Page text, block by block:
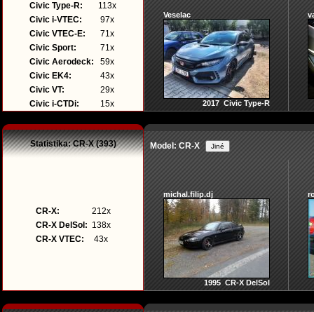
Civic Type-R:
113x
Civic i-VTEC:
97x
Civic VTEC-E:
71x
Civic Sport:
71x
Civic Aerodeck:
59x
Civic EK4:
43x
Civic VT:
29x
Civic i-CTDi:
15x
Veselac
2017 Civic Type-R
Statistika: CR-X (393) Model: CR-X
CR-X:
212x
CR-X DelSol: 138x
CR-X VTEC:
43x
michal.filip.dj
1995 CR-X DelSol